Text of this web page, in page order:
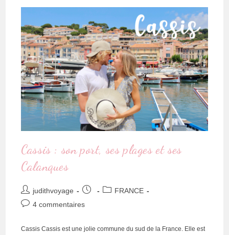
Cassis : son port, ses plages et ses
Calanques
judithvoyage
FRANCE
4 commentaires
Cassis Cassis est une jolie commune du sud de la France. Elle est